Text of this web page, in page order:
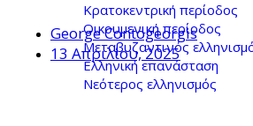
Κρατοκεντρική περίοδος
Οικουμενική περίοδος
Μεταβυζαντινός
Ελληνική επανάσταση
Νεότερος ελληνισμός
George Contogeorgis
13 Απριλίου, 2025